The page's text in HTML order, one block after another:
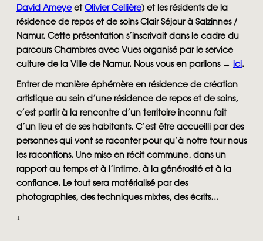
David Ameyeet Olivier Cellière) et les résidents de la
résidence de repos et de soins Clair Séjour à Salzinnes /
Namur. Cette présentation s’inscrivait dans le cadre du
parcours Chambres avec Vues organisé par le service
culture de la Ville de Namur. Nous vous en parlions → ici.
Entrer de manière éphémère en résidence de création
artistique au sein d’une résidence de repos et de soins,
c’est partir à la rencontre d’un territoire inconnu fait
d’un lieu et de ses habitants. C’est être accueilli par des
personnes qui vont se raconter pour qu’à notre tour nous
les racontions. Une mise en récit commune, dans un
rapport au temps et à l’intime, à la générosité et à la
confiance. Le tout sera matérialisé par des
photographies, des techniques mixtes, des écrits…
↓